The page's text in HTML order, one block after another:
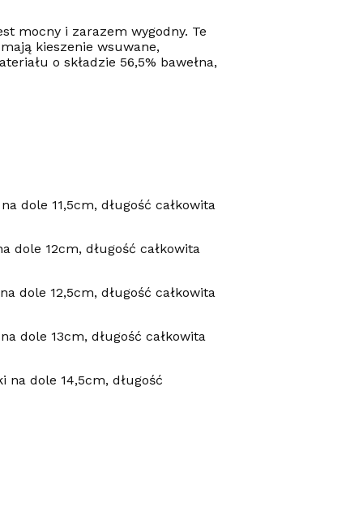
mocny i zarazem wygodny. Te
kieszenie wsuwane,
o składzie 56,5% bawełna,
dole 11,5cm, długość całkowita
dole 12cm, długość całkowita
dole 12,5cm, długość całkowita
dole 13cm, długość całkowita
na dole 14,5cm, długość